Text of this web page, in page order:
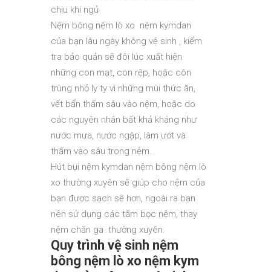
chịu khi ngủ
Nệm bông nệm lò xo nệm kymdan
của bạn lâu ngày không vệ sinh , kiểm
tra bảo quản sẽ đôi lúc xuất hiện
những con mạt, con rệp, hoặc côn
trùng nhỏ ly ty vì những mùi thức ăn,
vết bẩn thấm sâu vào nệm, hoặc do
các nguyên nhân bất khả kháng như
nước mưa, nước ngập, làm ướt và
thấm vào sâu trong nệm.
Hút bụi nệm kymdan nệm bông nệm lò
xo thường xuyên sẽ giúp cho nệm của
bạn được sạch sẽ hơn, ngoài ra bạn
nên sử dụng các tấm bọc nệm, thay
nệm chăn ga thường xuyên.
Quy trình vệ sinh nệm
bông nệm lò xo nệm kym